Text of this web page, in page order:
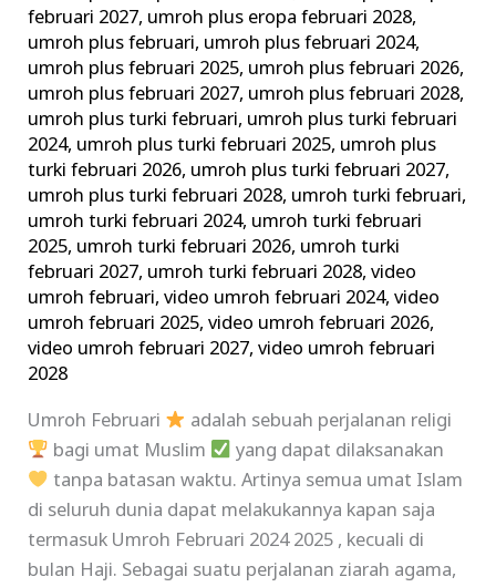
februari 2027, umroh plus eropa februari 2028,
umroh plus februari, umroh plus februari 2024,
umroh plus februari 2025, umroh plus februari 2026,
umroh plus februari 2027, umroh plus februari 2028,
umroh plus turki februari, umroh plus turki februari
2024, umroh plus turki februari 2025, umroh plus
turki februari 2026, umroh plus turki februari 2027,
umroh plus turki februari 2028, umroh turki februari,
umroh turki februari 2024, umroh turki februari
2025, umroh turki februari 2026, umroh turki
februari 2027, umroh turki februari 2028,video
umroh februari,video umroh februari 2024,video
umroh februari 2025,video umroh februari 2026,
video umroh februari 2027,video umroh februari
2028
Umroh Februari
adalah sebuah perjalanan religi
bagi umat Muslim
yang dapat dilaksanakan
tanpa batasan waktu. Artinya semua umat Islam
di seluruh dunia dapat melakukannya kapan saja
termasuk Umroh Februari 2024 2025 , kecuali di
bulan Haji. Sebagai suatu perjalanan ziarah agama,